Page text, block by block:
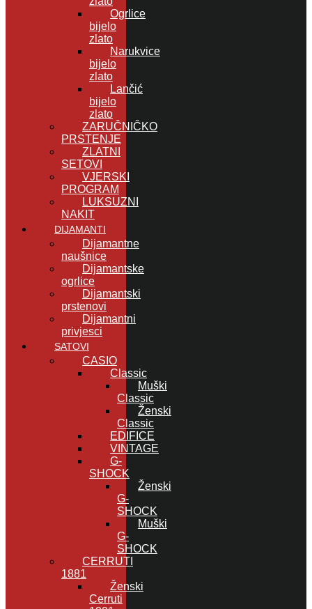
Ogrlice
bijelo
zlato
Narukvice
bijelo
zlato
Lančić
bijelo
zlato
ZARUČNIČKO
PRSTENJE
ZLATNI
SETOVI
VJERSKI
PROGRAM
LUKSUZNI
NAKIT
DIJAMANTI
Dijamantne
naušnice
Dijamantske
ogrlice
Dijamantski
prstenovi
Dijamantni
privjesci
SATOVI
CASIO
Classic
Muški
Classic
Ženski
Classic
EDIFICE
VINTAGE
G-
SHOCK
Ženski
G-
SHOCK
Muški
G-
SHOCK
CERRUTI
1881
Ženski
Cerruti